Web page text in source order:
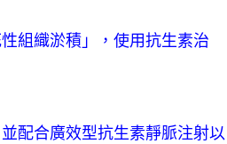
組織淤積」，使用抗生素治
配合廣效型抗生素靜脈注射以